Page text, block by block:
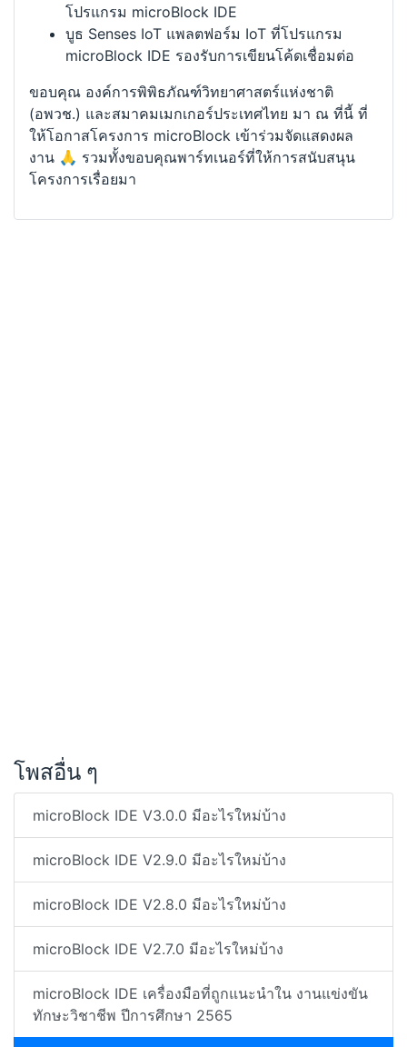
โพสอื่น ๆ
microBlock IDE V3.0.0 มีอะไรใหม่บ้าง
microBlock IDE V2.9.0 มีอะไรใหม่บ้าง
microBlock IDE V2.8.0 มีอะไรใหม่บ้าง
microBlock IDE V2.7.0 มีอะไรใหม่บ้าง
microBlock IDE เครื่องมือที่ถูกแนะนำใน งานแข่งขัน
ทักษะวิชาชีพ ปีการศึกษา 2565
โปรแกรม microBlock IDE
บูธ Senses IoT แพลตฟอร์ม IoT ที่โปรแกรม
microBlock IDE รองรับการเขียนโค้ดเชื่อมต่อ
ขอบคุณ องค์การพิพิธภัณฑ์วิทยาศาสตร์แห่งชาติ
(อพวช.) และสมาคมเมกเกอร์ประเทศไทย มา ณ ที่นี้ ที่
ให้โอกาสโครงการ microBlock เข้าร่วมจัดแสดงผล
งาน 🙏 รวมทั้งขอบคุณพาร์ทเนอร์ที่ให้การสนับสนุน
โครงการเรื่อยมา